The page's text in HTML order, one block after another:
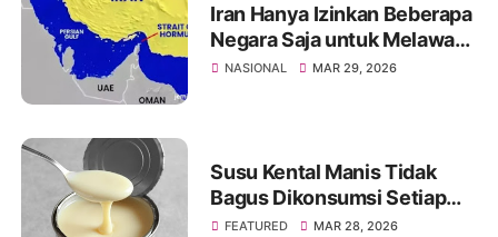
Iran Hanya Izinkan Beberapa
Negara Saja untuk Melawati
Selat Hormuz, Ini Daftarnya
NASIONAL MAR 29, 2026
Susu Kental Manis Tidak
Bagus Dikonsumsi Setiap
Hari? Simak Penjelasannya
FEATURED MAR 28, 2026